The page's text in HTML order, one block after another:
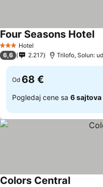
3 Zvezdice
Hotel
Four Seasons Hotel
6,6 2.217 Trilofo, Solun:
Od 68 €
Pogledaj cene sa 6 sajtova
Colors Central